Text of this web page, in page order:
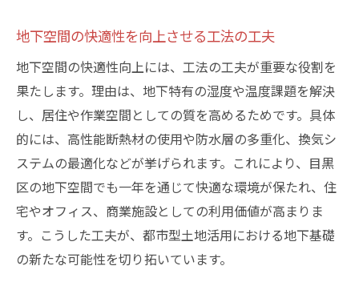
地下空間の快適性を向上させる工法の工夫
地下空間の快適性向上には、工法の工夫が重要な役割を
果たします。理由は、地下特有の湿度や温度課題を解決
し、居住や作業空間としての質を高めるためです。具体
的には、高性能断熱材の使用や防水層の多重化、換気シ
ステムの最適化などが挙げられます。これにより、目黒
区の地下空間でも一年を通じて快適な環境が保たれ、住
宅やオフィス、商業施設としての利用価値が高まりま
す。こうした工夫が、都市型土地活用における地下基礎
の新たな可能性を切り拓いています。